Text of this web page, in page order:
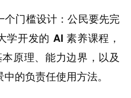
个门槛设计：公民要先完
学开发的 AI 素养课程，
原理、能力边界，以及
的负责任使用方法。